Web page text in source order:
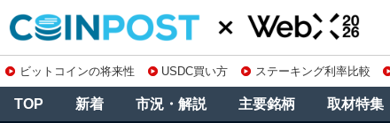
ビットコインの将来性 USDC買い方 ステーキング利率比較
TOP 新着 市況・解説 主要銘柄 取材特集